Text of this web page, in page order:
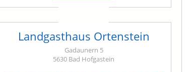
Landgasthaus Ortenstein
Gadaunern 5
5630 Bad Hofgastein